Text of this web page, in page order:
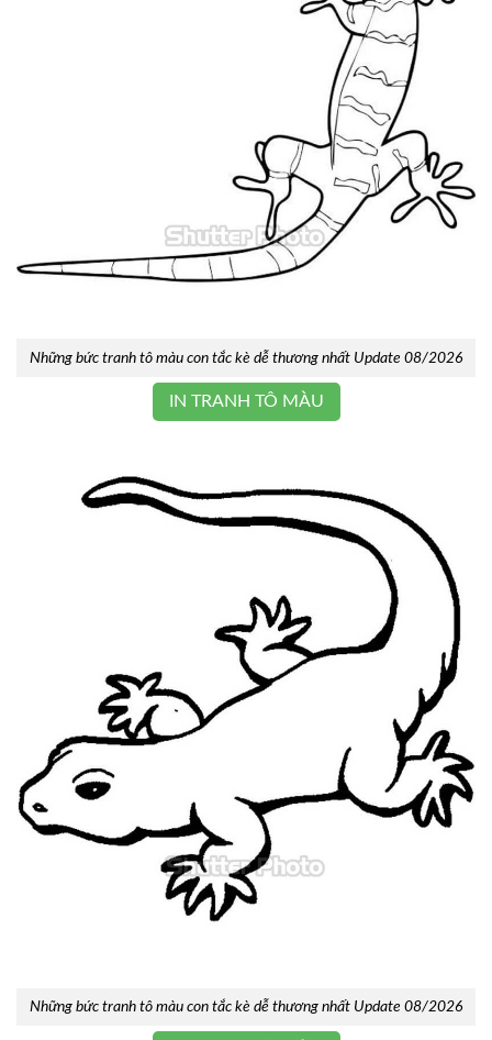
Những bức tranh tô màu con tắc kè dễ thương nhất Update 08/2026
IN TRANH TÔ MÀU
Những bức tranh tô màu con tắc kè dễ thương nhất Update 08/2026